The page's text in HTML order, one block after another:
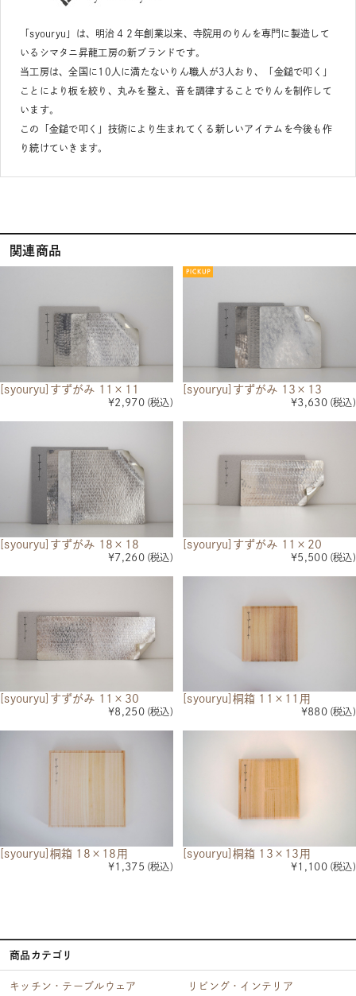
「syouryu」は、明治４２年創業以来、寺院用のりんを専門に製造して
いるシマタニ昇龍工房の新ブランドです。
当工房は、全国に10人に満たないりん職人が3人おり、「金鎚で叩く」
ことにより板を絞り、丸みを整え、音を調律することでりんを制作して
います。
この「金鎚で叩く」技術により生まれてくる新しいアイテムを今後も作
り続けていきます。
関連商品
[syouryu]すずがみ 11×11
¥2,970 (税込)
[syouryu]すずがみ 13×13
¥3,630 (税込)
[syouryu]すずがみ 18×18
¥7,260 (税込)
[syouryu]すずがみ 11×20
¥5,500 (税込)
[syouryu]すずがみ 11×30
¥8,250 (税込)
[syouryu]桐箱 11×11用
¥880 (税込)
[syouryu]桐箱 18×18用
¥1,375 (税込)
[syouryu]桐箱 13×13用
¥1,100 (税込)
商品カテゴリ
キッチン・テーブルウェア リビング・インテリア